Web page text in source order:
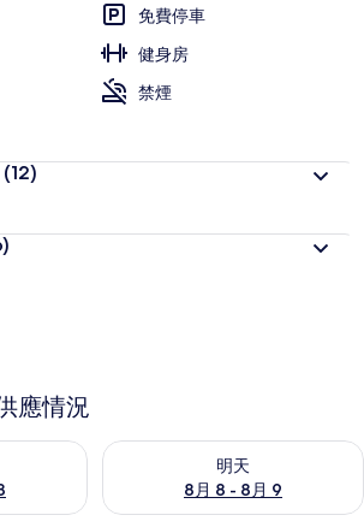
免費停車
健身房
禁煙
(12)
應情況
的供應情況
明天
8月 8 - 8月 9
查看明天 (8月 8 - 8月 9) 的供